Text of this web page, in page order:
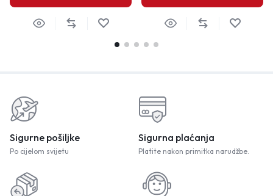
Sigurne pošiljke
Po cijelom svijetu
Sigurna plaćanja
Platite nakon primitka narudžbe.